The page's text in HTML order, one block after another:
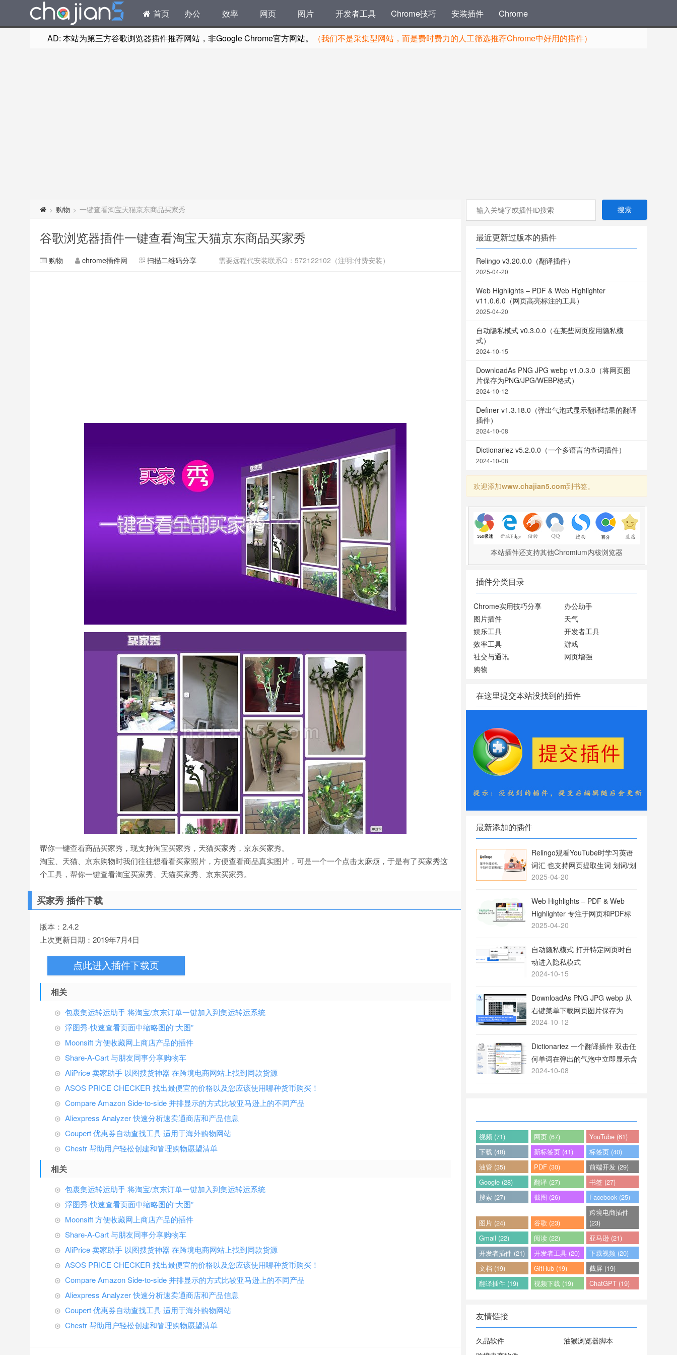
首页 办公 效率 网页 图片 开发者工具 Chrome技巧 安装插件 Chrome
AD: 本站为第三方谷歌浏览器插件推荐网站，非Google Chrome官方网站。 （我们不是采集型网站，而是费时费力的人工筛选推荐Chrome中好用的插件）
> 购物 > 一键查看淘宝天猫京东商品买家秀
谷歌浏览器插件一键查看淘宝天猫京东商品买家秀
购物 chrome插件网 扫描二维码分享 需要远程代安装联系Q：572122102（注明:付费安装）
帮你一键查看商品买家秀，现支持淘宝买家秀，天猫买家秀，京东买家秀。
淘宝、天猫、京东购物时我们往往想看看买家照片，方便查看商品真实图片，可是一个一个点击太麻烦，于是有了买家秀这
个工具，帮你一键查看淘宝买家秀、天猫买家秀、京东买家秀。
买家秀 插件下载
版本：2.4.2
上次更新日期：2019年7月4日
点此进入插件下载页
相关
包裹集运转运助手 将淘宝/京东订单一键加入到集运转运系统
浮图秀-快速查看页面中缩略图的“大图”
Moonsift 方便收藏网上商店产品的插件
Share-A-Cart 与朋友同事分享购物车
AliPrice 卖家助手 以图搜货神器 在跨境电商网站上找到同款货源
ASOS PRICE CHECKER 找出最便宜的价格以及您应该使用哪种货币购买！
Compare Amazon Side-to-side 并排显示的方式比较亚马逊上的不同产品
Aliexpress Analyzer 快速分析速卖通商店和产品信息
Coupert 优惠券自动查找工具 适用于海外购物网站
Chestr 帮助用户轻松创建和管理购物愿望清单
相关
包裹集运转运助手 将淘宝/京东订单一键加入到集运转运系统
浮图秀-快速查看页面中缩略图的“大图”
Moonsift 方便收藏网上商店产品的插件
Share-A-Cart 与朋友同事分享购物车
AliPrice 卖家助手 以图搜货神器 在跨境电商网站上找到同款货源
ASOS PRICE CHECKER 找出最便宜的价格以及您应该使用哪种货币购买！
Compare Amazon Side-to-side 并排显示的方式比较亚马逊上的不同产品
Aliexpress Analyzer 快速分析速卖通商店和产品信息
Coupert 优惠券自动查找工具 适用于海外购物网站
Chestr 帮助用户轻松创建和管理购物愿望清单
最近更新过版本的插件
Relingo v3.20.0.0（翻译插件）
2025-04-20
Web Highlights – PDF & Web Highlighter
v11.0.6.0（网页高亮标注的工具）
2025-04-20
自动隐私模式 v0.3.0.0（在某些网页应用隐私模
式）
2024-10-15
DownloadAs PNG JPG webp v1.0.3.0（将网页图
片保存为PNG/JPG/WEBP格式）
2024-10-12
Definer v1.3.18.0（弹出气泡式显示翻译结果的翻译
插件）
2024-10-08
Dictionariez v5.2.0.0（一个多语言的查词插件）
2024-10-08
欢迎添加www.chajian5.com到书签。
本站插件还支持其他Chromium内核浏览器
插件分类目录
Chrome实用技巧分享
办公助手
图片插件
天气
娱乐工具
开发者工具
效率工具
游戏
社交与通讯
网页增强
购物
在这里提交本站没找到的插件
最新添加的插件
Relingo观看YouTube时学习英语
词汇 也支持网页提取生词 划词/划
句翻译
2025-04-20
Web Highlights – PDF & Web
Highlighter 专注于网页和PDF标
注的工具
2025-04-20
自动隐私模式 打开特定网页时自
动进入隐私模式
2024-10-15
DownloadAs PNG JPG webp 从
右键菜单下载网页图片保存为
PNG或JPG格式
2024-10-12
Dictionariez 一个翻译插件 双击任
何单词在弹出的气泡中立即显示含
义
2024-10-08
视频 (71) 网页 (67)
YouTube (61)
下载 (48)
新标签页 (41)
标签页 (40)
油管 (35)
PDF (30)
前端开发 (29)
Google (28)
翻译 (27)
书签 (27)
搜索 (27)
截图 (26) Facebook (25)
图片 (24) 谷歌 (23)
跨境电商插件
(23)
Gmail (22)
阅读 (22)
亚马逊 (21)
开发者插件 (21)
开发者工具 (20)
下载视频 (20)
文档 (19)
GitHub (19)
截屏 (19)
翻译插件 (19)
视频下载 (19) ChatGPT (19)
友情链接
久品软件
油猴浏览器脚本